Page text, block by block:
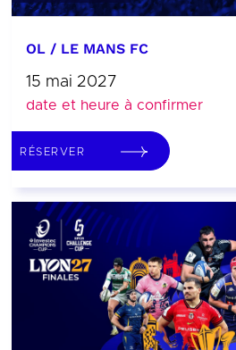
OL / LE MANS FC
15 mai 2027
date et heure à confirmer
RÉSERVER